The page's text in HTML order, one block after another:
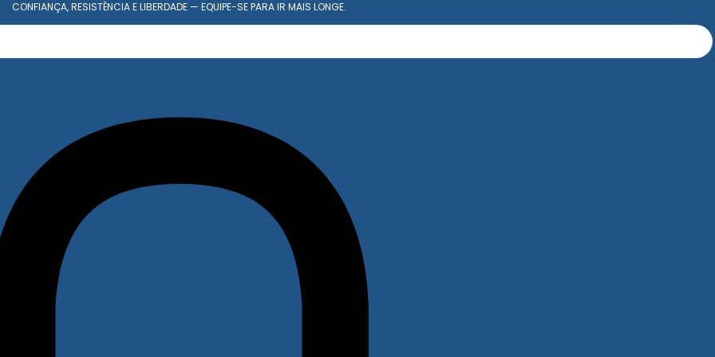
CONFIANÇA, RESISTÊNCIA E LIBERDADE — EQUIPE-SE PARA IR MAIS LONGE.